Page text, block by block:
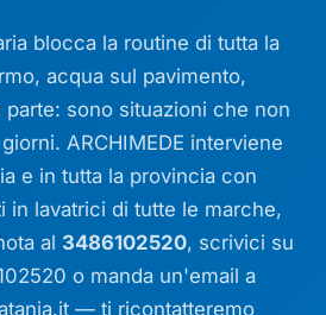
blocca la routine di tutta la
acqua sul pavimento,
sono situazioni che non
ARCHIMEDE interviene
e in tutta la provincia con
in lavatrici di tutte le marche,
al 3486102520, scrivici su
o manda un'email a
— ti ricontatteremo